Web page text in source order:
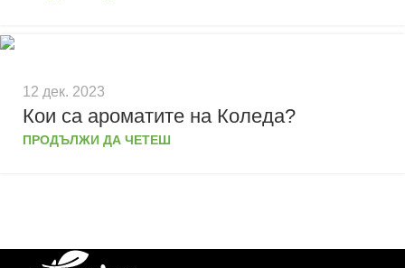
12 дек. 2023
Кои са ароматите на Коледа?
ПРОДЪЛЖИ ДА ЧЕТЕШ